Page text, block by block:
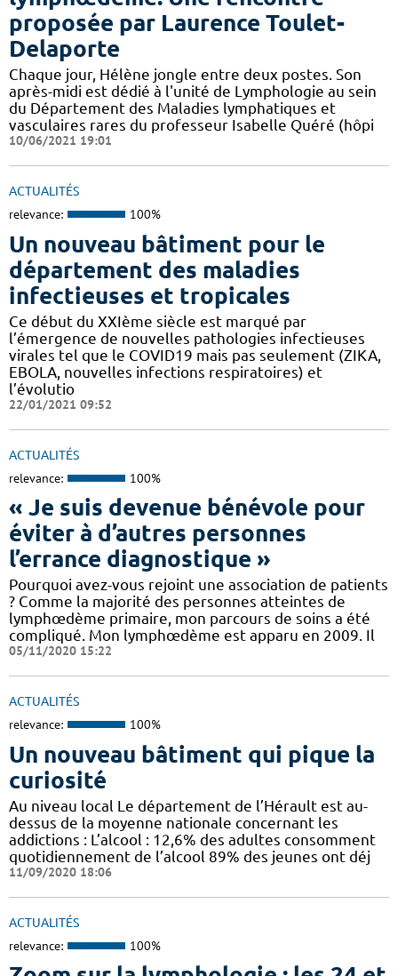
proposée par Laurence Toulet-
Delaporte
Chaque jour, Hélène jongle entre deux postes. Son
après-midi est dédié à l'unité de Lymphologie au sein
du Département des Maladies lymphatiques et
vasculaires rares du professeur Isabelle Quéré (hôpi
10/06/2021 19:01
ACTUALITÉS
relevance: 100%
Un nouveau bâtiment pour le
département des maladies
infectieuses et tropicales
Ce début du XXIème siècle est marqué par
l’émergence de nouvelles pathologies infectieuses
virales tel que le COVID19 mais pas seulement (ZIKA,
EBOLA, nouvelles infections respiratoires) et
l’évolutio
22/01/2021 09:52
ACTUALITÉS
relevance: 100%
« Je suis devenue bénévole pour
éviter à d’autres personnes
l’errance diagnostique »
Pourquoi avez-vous rejoint une association de patients
? Comme la majorité des personnes atteintes de
lymphœdème primaire, mon parcours de soins a été
compliqué. Mon lymphœdème est apparu en 2009. Il
05/11/2020 15:22
ACTUALITÉS
relevance: 100%
Un nouveau bâtiment qui pique la
curiosité
Au niveau local Le département de l’Hérault est au-
dessus de la moyenne nationale concernant les
addictions : L’alcool : 12,6% des adultes consomment
quotidiennement de l’alcool 89% des jeunes ont déj
11/09/2020 18:06
ACTUALITÉS
relevance: 100%